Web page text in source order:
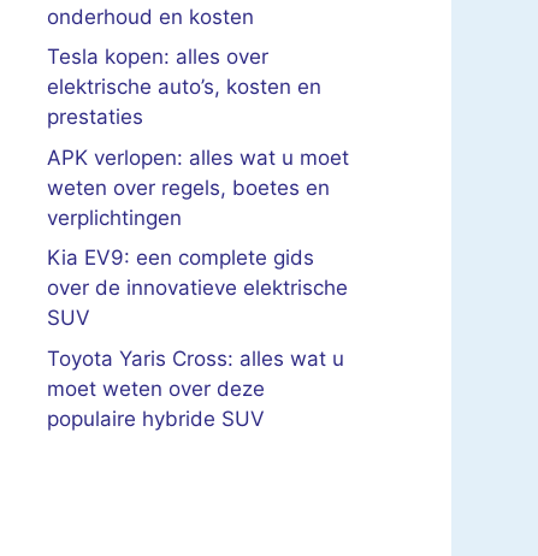
onderhoud en kosten
Tesla kopen: alles over
elektrische auto’s, kosten en
prestaties
APK verlopen: alles wat u moet
weten over regels, boetes en
verplichtingen
Kia EV9: een complete gids
over de innovatieve elektrische
SUV
Toyota Yaris Cross: alles wat u
moet weten over deze
populaire hybride SUV